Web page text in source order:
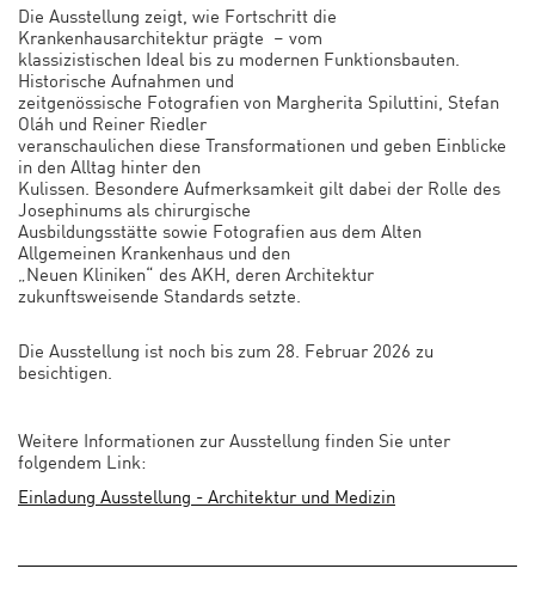
Die Ausstellung zeigt, wie Fortschritt die
Krankenhausarchitektur prägte – vom
klassizistischen Ideal bis zu modernen Funktionsbauten.
Historische Aufnahmen und
zeitgenössische Fotografien von Margherita Spiluttini, Stefan
Oláh und Reiner Riedler
veranschaulichen diese Transformationen und geben Einblicke
in den Alltag hinter den
Kulissen. Besondere Aufmerksamkeit gilt dabei der Rolle des
Josephinums als chirurgische
Ausbildungsstätte sowie Fotografien aus dem Alten
Allgemeinen Krankenhaus und den
„Neuen Kliniken“ des AKH, deren Architektur
zukunftsweisende Standards setzte.
Die Ausstellung ist noch bis zum 28. Februar 2026 zu
besichtigen.
Weitere Informationen zur Ausstellung finden Sie unter
folgendem Link:
Einladung Ausstellung - Architektur und Medizin